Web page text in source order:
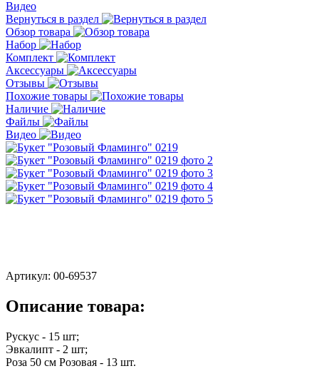
Видео
Вернуться в раздел
Обзор товара
Набор
Комплект
Аксессуары
Отзывы
Похожие товары
Наличие
Файлы
Видео
Артикул: 00-69537
Описание товара:
Рускус - 15 шт;
Эвкалипт - 2 шт;
Роза 50 см Розовая - 13 шт.